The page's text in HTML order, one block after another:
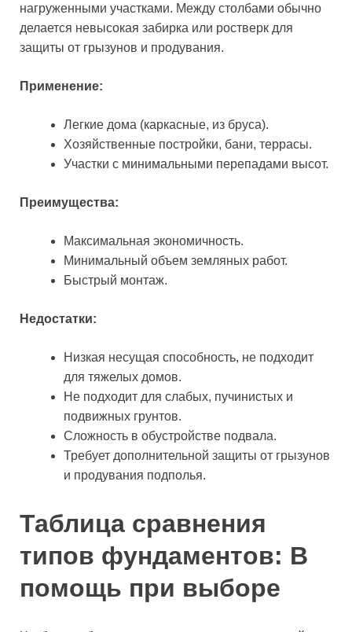
нагруженными участками. Между столбами обычно
делается невысокая забирка или ростверк для
защиты от грызунов и продувания.
Применение:
Легкие дома (каркасные, из бруса).
Хозяйственные постройки, бани, террасы.
Участки с минимальными перепадами высот.
Преимущества:
Максимальная экономичность.
Минимальный объем земляных работ.
Быстрый монтаж.
Недостатки:
Низкая несущая способность, не подходит
для тяжелых домов.
Не подходит для слабых, пучинистых и
подвижных грунтов.
Сложность в обустройстве подвала.
Требует дополнительной защиты от грызунов
и продувания подполья.
Таблица сравнения
типов фундаментов: В
помощь при выборе